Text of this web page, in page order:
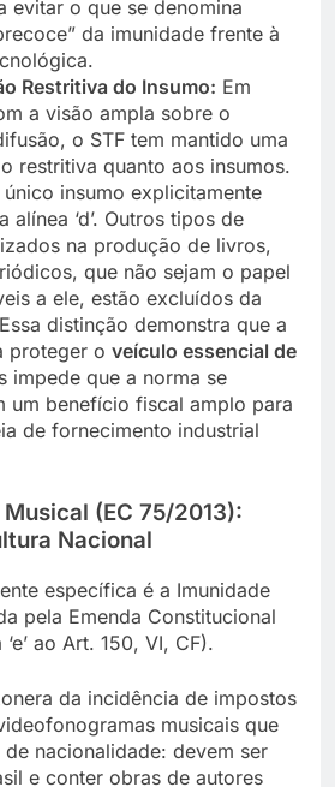
evitar o que se denomina
da imunidade frente à
Restritiva do Insumo: Em
a visão ampla sobre o
o STF tem mantido uma
restritiva quanto aos insumos.
insumo explicitamente
alínea ‘d’. Outros tipos de
na produção de livros,
que não sejam o papel
a ele, estão excluídos da
distinção demonstra que a
proteger o veículo essencial de
impede que a norma se
um benefício fiscal amplo para
de fornecimento industrial
(EC 75/2013):
Nacional
específica é a Imunidade
pela Emenda Constitucional
ao Art. 150, VI, CF).
da incidência de impostos
musicais que
nacionalidade: devem ser
e conter obras de autores